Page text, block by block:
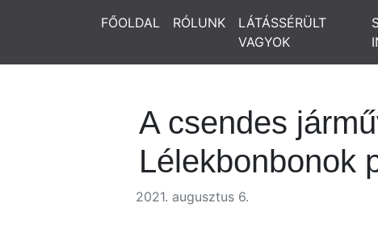
FŐOLDAL RÓLUNK
LÁTÁSSÉRÜLT
VAGYOK
A csendes
Lélekbonbonok
2021. augusztus 6.